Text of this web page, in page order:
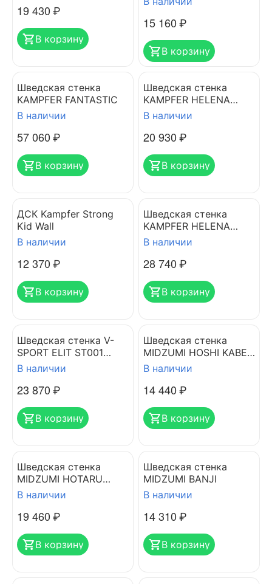
19 430₽
В корзину
15 160₽
В корзину
Шведская стенка
KAMPFER FANTASTIC
В наличии
57 060₽
В корзину
Шведская стенка
KAMPFER HELENA
WALL
В наличии
20 930₽
В корзину
ДСК Kampfer Strong
Kid Wall
В наличии
12 370₽
В корзину
Шведская стенка
KAMPFER HELENA
MAXI WALL
В наличии
28 740₽
В корзину
Шведская стенка V-
SPORT ELIT ST001
(лестница+скамья+ту
В наличии
23 870₽
В корзину
Шведская стенка
MIDZUMI HOSHI KABE
BOXING
В наличии
14 440₽
В корзину
Шведская стенка
MIDZUMI HOTARU
KABE
В наличии
19 460₽
В корзину
Шведская стенка
MIDZUMI BANJI
В наличии
14 310₽
В корзину